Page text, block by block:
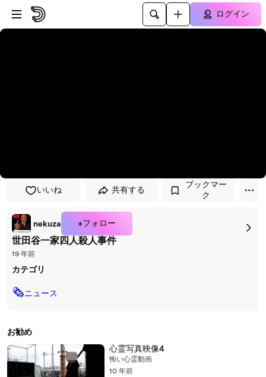
プレイヤーにスキップ
メインコンテンツにスキップ
ログイン
いいね 共有する
ブックマー
ク
nekuza +フォロー
世田谷一家四人殺人事件
19 年前
カテゴリ
🗞ニュース
お勧め
心霊写真映像4
怖い心霊動画
10 年前